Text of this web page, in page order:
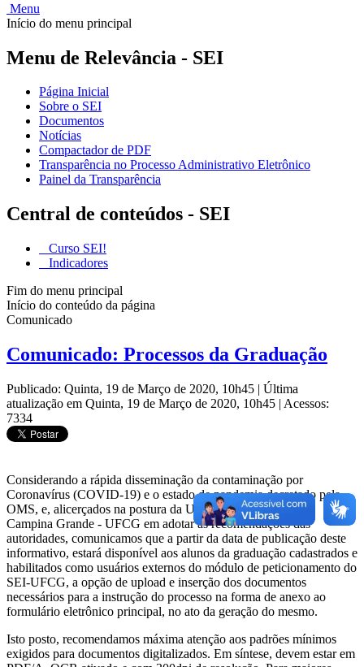
Menu
Início do menu principal
Menu de Relevância - SEI
Página Inicial
Sobre o SEI
Documentos
Notícias
Compactador de PDF
Transparência no Processo Administrativo Eletrônico
Painel da Transparência
Central de conteúdos - SEI
Curso SEI!
Indicadores
Fim do menu principal
Início do conteúdo da página
Comunicado
Comunicado: Processos da Graduação
Publicado: Quinta, 19 de Março de 2020, 10h45 | Última
atualização em Quinta, 19 de Março de 2020, 10h45 | Acessos:
7334
Considerando a rápida disseminação da contaminação por
Coronavírus (COVID-19) e o estado de pandemia decretado pela
OMS, e, alicerçados na postura da Universidade Federal de
Campina Grande - UFCG em adotar as recomendações das
autoridades, comunicamos que a partir da data de publicação deste
informativo, estará disponível aos alunos da graduação cadastrados e
habilitados como usuários externos do módulo de peticionamento do
SEI-UFCG, a opção de upload e inserção dos documentos
necessários para a instrução do processo na forma de anexo ao
formulário eletrônico principal, no ato da geração do mesmo.
Isto posto, recomendamos máxima atenção aos padrões mínimos
exigidos para documentos digitalizados. Em síntese, devem estar em